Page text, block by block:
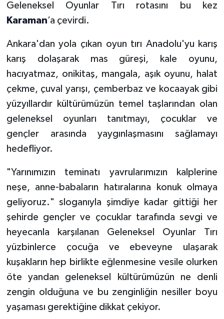
Geleneksel Oyunlar Tırı rotasını bu kez
Karaman’a çevirdi.
Ankara'dan yola çıkan oyun tırı Anadolu'yu karış
karış dolaşarak mas güreşi, kale oyunu,
hacıyatmaz, onikitaş, mangala, aşık oyunu, halat
çekme, çuval yarışı, çemberbaz ve kocaayak gibi
yüzyıllardır kültürümüzün temel taşlarından olan
geleneksel oyunları tanıtmayı, çocuklar ve
gençler arasında yaygınlaşmasını sağlamayı
hedefliyor.
"Yarınımızın teminatı yavrularımızın kalplerine
neşe, anne-babaların hatıralarına konuk olmaya
geliyoruz." sloganıyla şimdiye kadar gittiği her
şehirde gençler ve çocuklar tarafında sevgi ve
heyecanla karşılanan Geleneksel Oyunlar Tırı
yüzbinlerce çocuğa ve ebeveyne ulaşarak
kuşakların hep birlikte eğlenmesine vesile olurken
öte yandan geleneksel kültürümüzün ne denli
zengin olduğuna ve bu zenginliğin nesiller boyu
yaşaması gerektiğine dikkat çekiyor.